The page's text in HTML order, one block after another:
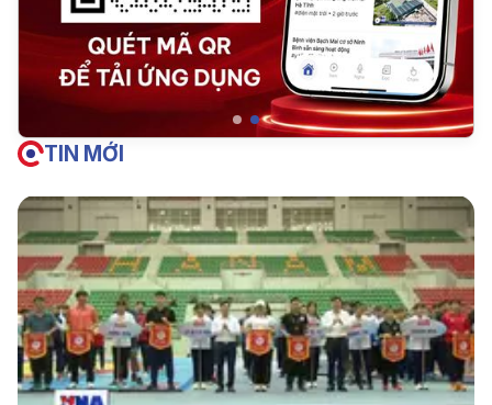
TIN MỚI